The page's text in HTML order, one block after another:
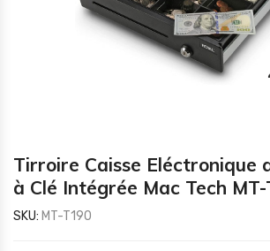
Tirroire Caisse Eléctronique
à Clé Intégrée Mac Tech
SKU: MT-T190